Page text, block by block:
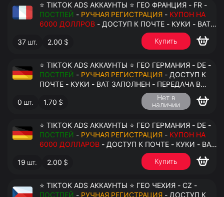
⭐ TIKTOK ADS АККАУНТЫ ⭐ ГЕО ФРАНЦИЯ - FR -
ПОСТПЕЙ - РУЧНАЯ РЕГИСТРАЦИЯ - КУПОН НА
6000 ДОЛЛРОВ - ДОСТУП К ПОЧТЕ - КУКИ - ВАТ
ЗАПОЛНЕН - ПЕРЕДАЧА В АНТИДЕТЕКТ
37 шт. 2.00 $ Купить
⭐ TIKTOK ADS АККАУНТЫ ⭐ ГЕО ГЕРМАНИЯ - DE -
ПОСТПЕЙ - РУЧНАЯ РЕГИСТРАЦИЯ - ДОСТУП К
ПОЧТЕ - КУКИ - ВАТ ЗАПОЛНЕН - ПЕРЕДАЧА В
0 шт. 1.70 $
Нет в
наличии
⭐ TIKTOK ADS АККАУНТЫ ⭐ ГЕО ГЕРМАНИЯ - DE -
ПОСТПЕЙ - РУЧНАЯ РЕГИСТРАЦИЯ - КУПОН НА
6000 ДОЛЛАРОВ - ДОСТУП К ПОЧТЕ - КУКИ - ВАТ
ЗАПОЛНЕН - ПЕРЕДАЧА В АНТИДЕТЕКТ
19 шт. 2.00 $ Купить
⭐ TIKTOK ADS АККАУНТЫ ⭐ ГЕО ЧЕХИЯ - CZ -
ПОСТПЕЙ - РУЧНАЯ РЕГИСТРАЦИЯ